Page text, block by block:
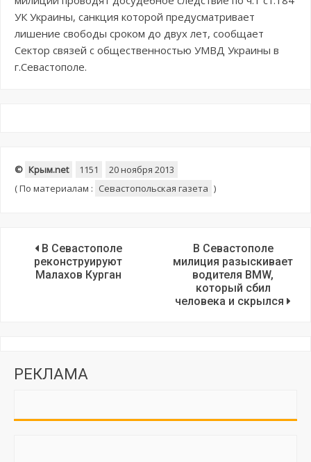
УК Украины, санкция которой предусматривает
лишение свободы сроком до двух лет, сообщает
Сектор связей с общественностью УМВД Украины в
г.Севастополе.
© Крым.net 1151
20 ноября 2013
(По материалам : Севастопольская газета )
В Севастополе
реконструируют
Малахов Курган
В Севастополе
милиция разыскивает
водителя BMW,
который сбил
человека и скрылся
РЕКЛАМА